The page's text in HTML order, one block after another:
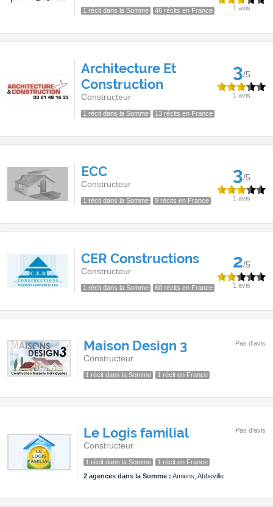
1 récit dans la Somme 46 récits en France 1 avis
Architecture Et
Construction
Constructeur
1 récit dans la Somme 13 récits en France
3/5
1 avis
ECC
Constructeur
1 récit dans la Somme 9 récits en France
3/5
1 avis
CER Constructions
Constructeur
1 récit dans la Somme 60 récits en France
2/5
1 avis
Maison Design 3
Constructeur
1 récit dans la Somme 1 récit en France
Pas d'avis
Le Logis familial
Constructeur
1 récit dans la Somme
1 récit en France
2 agences dans la Somme : Amiens, Abbeville
Pas d'avis